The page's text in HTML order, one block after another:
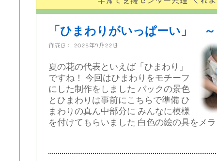
「ひまわりがいっぱーい」
作成日： 2025年7月22日
夏の花の代表といえば「ひまわり」
ですね！ 今回はひまわりをモチーフ
にした制作をしました バックの景色
とひまわりは事前にこちらで準備 ひ
まわりの真ん中部分に みんなに模様
を付けてもらいました 白色の絵の具をメ